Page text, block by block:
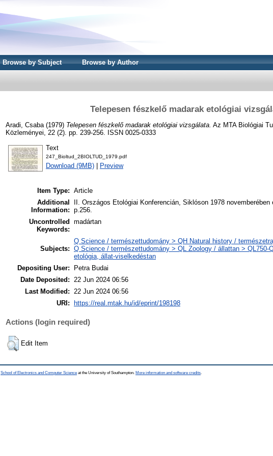
Browse by Subject Browse by Author
Telepesen fészkelő madarak etológiai
Aradi, Csaba (1979) Telepesen fészkelő madarak etológiai vizsgálata. Az MTA Biológiai
Közleményei, 22 (2). pp. 239-256. ISSN 0025-0333
Text
247_Bioltud_2BIOLTUD_1979.pdf
Download (9MB) Preview
Item Type: Article
Additional
Information:
II. Országos Etológiai Konferencián, Siklóson 1978
p.256.
Uncontrolled
Keywords:
madártan
Subjects:
Q Science / természettudomány > QH Natural history /
Q Science / természettudomány > QL Zoology / állattan > QL750-
etológia, állat-viselkedéstan
Depositing User:
Petra Budai
Date Deposited: 22 Jun 2024 06:56
Last Modified: 22 Jun 2024 06:56
URI:
https://real.mtak.hu/id/eprint/198198
Actions (login required)
Edit Item
School of Electronics and Computer Science at the University of Southampton. More information and software credits